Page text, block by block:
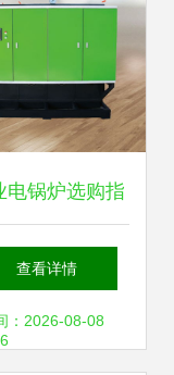
电锅炉选购指
飞凌电子电锅
炉详解
查看详情
：2026-08-08